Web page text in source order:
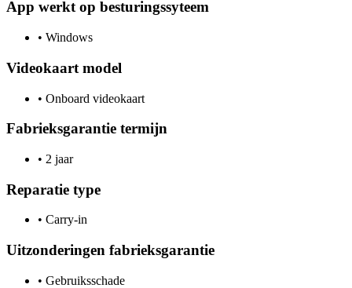
App werkt op besturingssyteem
• Windows
Videokaart model
• Onboard videokaart
Fabrieksgarantie termijn
• 2 jaar
Reparatie type
• Carry-in
Uitzonderingen fabrieksgarantie
• Gebruiksschade